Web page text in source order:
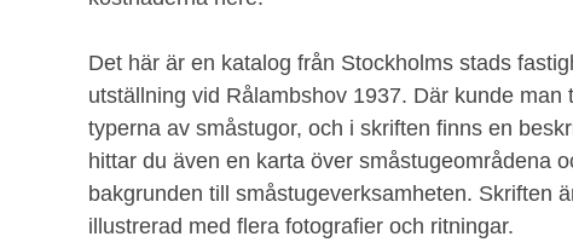
Det här är en katalog från Stockholms stads
utställning vid Rålambshov 1937. Där kunde man
typerna av småstugor, och i skriften finns en
hittar du även en karta över småstugeområdena
bakgrunden till småstugeverksamheten. Skriften
illustrerad med flera fotografier och ritningar.